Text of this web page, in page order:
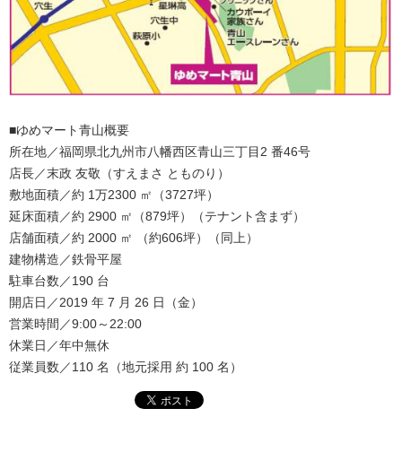
■ゆめマート青山概要
所在地／福岡県北九州市八幡西区青山三丁目2 番46号
店長／末政 友敬（すえまさ とものり）
敷地面積／約 1万2300 ㎡（3727坪）
延床面積／約 2900 ㎡（879坪）（テナント含まず）
店舗面積／約 2000 ㎡ （約606坪）（同上）
建物構造／鉄骨平屋
駐車台数／190 台
開店日／2019 年 7 月 26 日（金）
営業時間／9:00～22:00
休業日／年中無休
従業員数／110 名（地元採用 約 100 名）